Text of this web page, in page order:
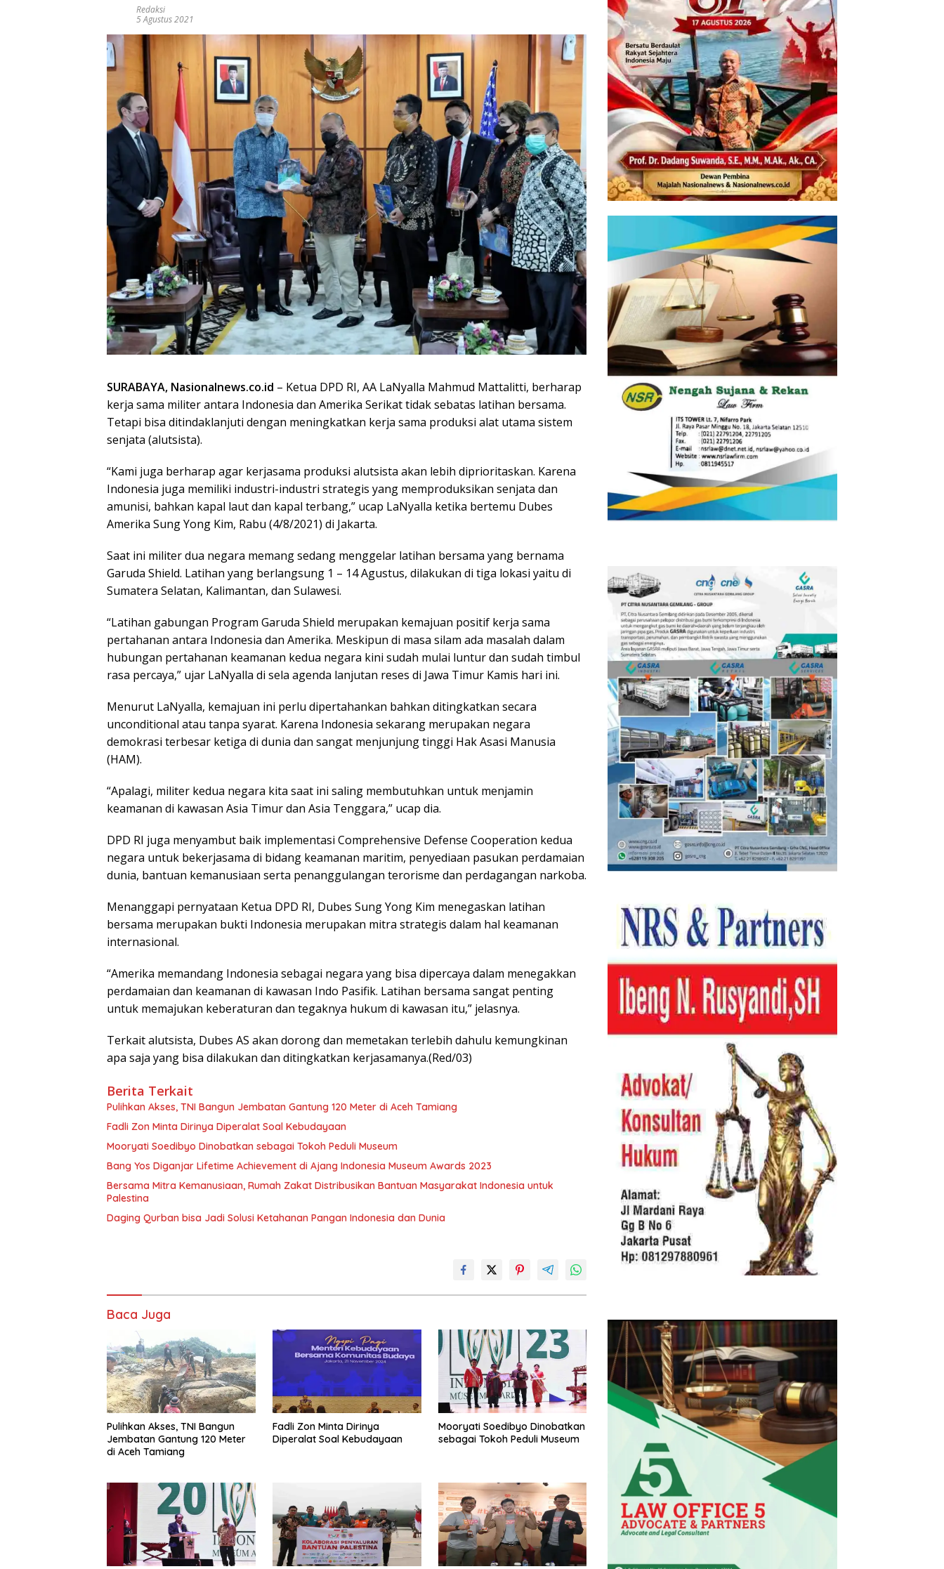
Redaksi
5 Agustus 2021
SURABAYA, Nasionalnews.co.id – Ketua DPD RI, AA LaNyalla Mahmud Mattalitti, berharap
kerja sama militer antara Indonesia dan Amerika Serikat tidak sebatas latihan bersama.
Tetapi bisa ditindaklanjuti dengan meningkatkan kerja sama produksi alat utama sistem
senjata (alutsista).
“Kami juga berharap agar kerjasama produksi alutsista akan lebih diprioritaskan. Karena
Indonesia juga memiliki industri-industri strategis yang memproduksikan senjata dan
amunisi, bahkan kapal laut dan kapal terbang,” ucap LaNyalla ketika bertemu Dubes
Amerika Sung Yong Kim, Rabu (4/8/2021) di Jakarta.
Saat ini militer dua negara memang sedang menggelar latihan bersama yang bernama
Garuda Shield. Latihan yang berlangsung 1 – 14 Agustus, dilakukan di tiga lokasi yaitu di
Sumatera Selatan, Kalimantan, dan Sulawesi.
“Latihan gabungan Program Garuda Shield merupakan kemajuan positif kerja sama
pertahanan antara Indonesia dan Amerika. Meskipun di masa silam ada masalah dalam
hubungan pertahanan keamanan kedua negara kini sudah mulai luntur dan sudah timbul
rasa percaya,” ujar LaNyalla di sela agenda lanjutan reses di Jawa Timur Kamis hari ini.
Menurut LaNyalla, kemajuan ini perlu dipertahankan bahkan ditingkatkan secara
unconditional atau tanpa syarat. Karena Indonesia sekarang merupakan negara
demokrasi terbesar ketiga di dunia dan sangat menjunjung tinggi Hak Asasi Manusia
(HAM).
“Apalagi, militer kedua negara kita saat ini saling membutuhkan untuk menjamin
keamanan di kawasan Asia Timur dan Asia Tenggara,” ucap dia.
DPD RI juga menyambut baik implementasi Comprehensive Defense Cooperation kedua
negara untuk bekerjasama di bidang keamanan maritim, penyediaan pasukan perdamaian
dunia, bantuan kemanusiaan serta penanggulangan terorisme dan perdagangan narkoba.
Menanggapi pernyataan Ketua DPD RI, Dubes Sung Yong Kim menegaskan latihan
bersama merupakan bukti Indonesia merupakan mitra strategis dalam hal keamanan
internasional.
“Amerika memandang Indonesia sebagai negara yang bisa dipercaya dalam menegakkan
perdamaian dan keamanan di kawasan Indo Pasifik. Latihan bersama sangat penting
untuk memajukan keberaturan dan tegaknya hukum di kawasan itu,” jelasnya.
Terkait alutsista, Dubes AS akan dorong dan memetakan terlebih dahulu kemungkinan
apa saja yang bisa dilakukan dan ditingkatkan kerjasamanya.(Red/03)
Berita Terkait
Pulihkan Akses, TNI Bangun Jembatan Gantung 120 Meter di Aceh Tamiang
Fadli Zon Minta Dirinya Diperalat Soal Kebudayaan
Mooryati Soedibyo Dinobatkan sebagai Tokoh Peduli Museum
Bang Yos Diganjar Lifetime Achievement di Ajang Indonesia Museum Awards 2023
Bersama Mitra Kemanusiaan, Rumah Zakat Distribusikan Bantuan Masyarakat Indonesia untuk
Palestina
Daging Qurban bisa Jadi Solusi Ketahanan Pangan Indonesia dan Dunia
Baca Juga
Pulihkan Akses, TNI Bangun
Jembatan Gantung 120 Meter
di Aceh Tamiang
Fadli Zon Minta Dirinya
Diperalat Soal Kebudayaan
Mooryati Soedibyo Dinobatkan
sebagai Tokoh Peduli Museum